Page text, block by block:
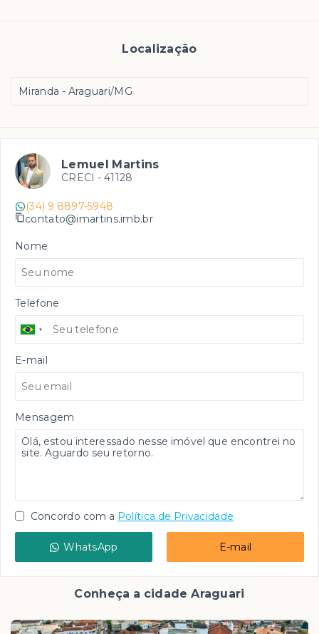
Localização
Miranda - Araguari/MG
Lemuel Martins
CRECI - 41128
(34) 9 8897-5948
contato@imartins.imb.br
Nome
Telefone
E-mail
Mensagem
Concordo com a Política de Privacidade
WhatsApp E-mail
Conheça a cidade Araguari